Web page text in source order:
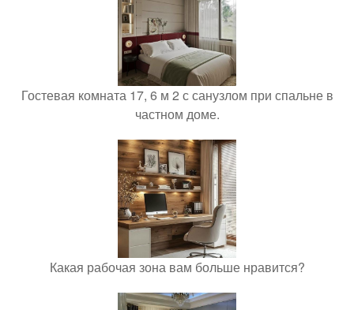
Гостевая комната 17, 6 м 2 с санузлом при спальне в
частном доме.
Какая рабочая зона вам больше нравится?